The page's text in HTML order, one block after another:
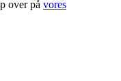
over på vores